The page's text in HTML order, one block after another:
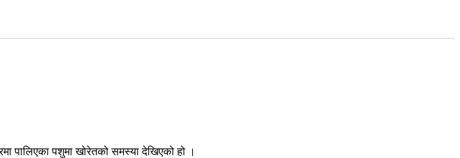
पालिएका पशुमा खोरेतको समस्या देखिएको हो ।